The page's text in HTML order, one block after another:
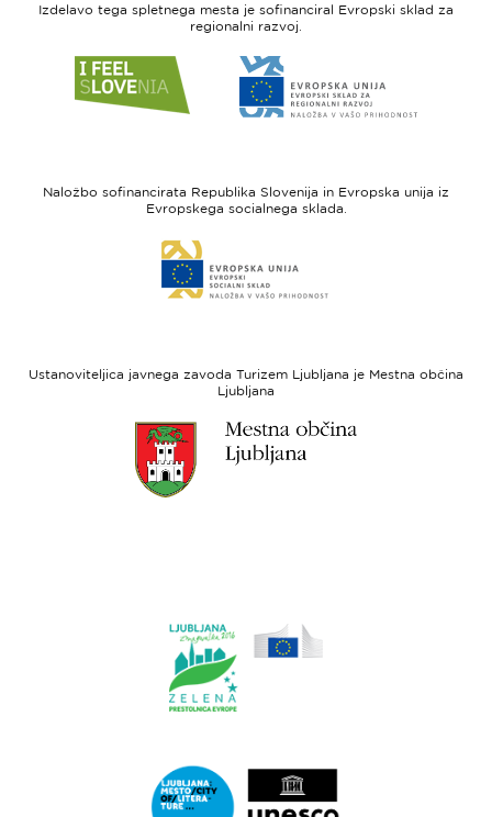
Izdelavo tega spletnega mesta je sofinanciral Evropski sklad za
regionalni razvoj.
do
spletne
Slovenia
do
spletne
-
regionalni
Naložbo sofinancirata Republika Slovenija in Evropska unija iz
Evropskega socialnega sklada.
do
spletne
sklad
Ustanoviteljica javnega zavoda Turizem Ljubljana je Mestna občina
Ljubljana
spletne
strani